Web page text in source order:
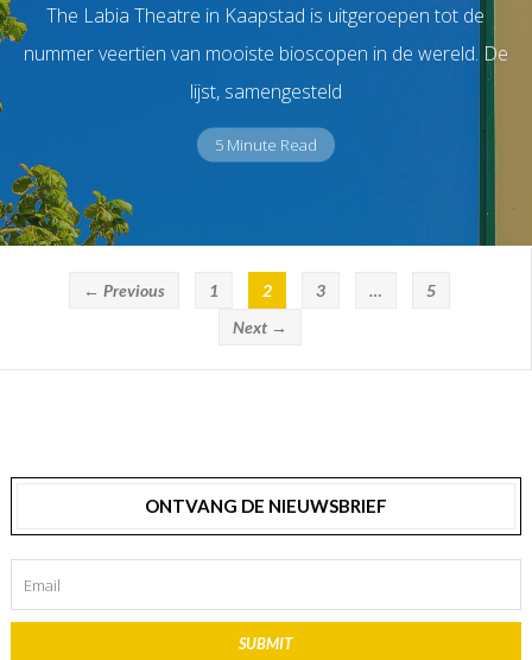
The Labia Theatre in Kaapstad is uitgeroepen tot de
nummer veertien van mooiste bioscopen in de wereld. De
lijst, samengesteld
5 Minute Read
← Previous 1 2 3 …
5
Next →
ONTVANG DE NIEUWSBRIEF
SUBMIT